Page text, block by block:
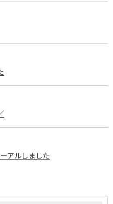
アルしました